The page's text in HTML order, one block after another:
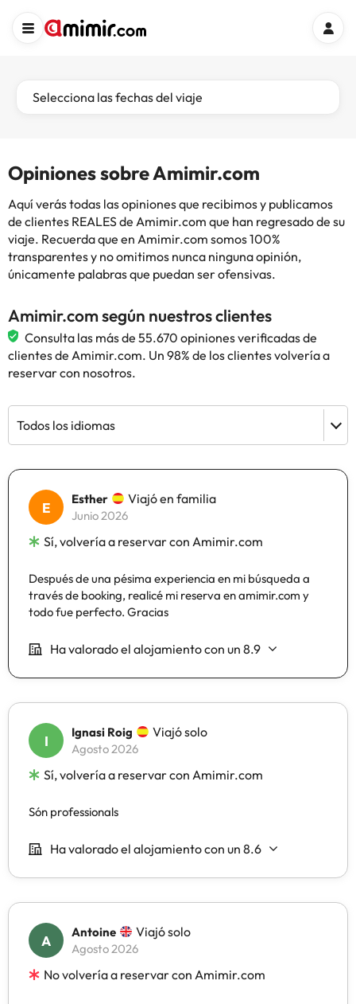
Selecciona las fechas del viaje
Opiniones sobre Amimir.com
Aquí verás todas las opiniones que recibimos y publicamos
de clientes REALES de Amimir.com que han regresado de su
viaje. Recuerda que en Amimir.com somos 100%
transparentes y no omitimos nunca ninguna opinión,
únicamente palabras que puedan ser ofensivas.
Amimir.com según nuestros clientes
Consulta las más de 55.670 opiniones verificadas de
clientes de Amimir.com. Un 98% de los clientes volvería a
reservar con nosotros.